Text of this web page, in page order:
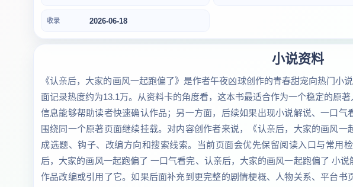
收录 2026-06-18
小说资料
《认亲后，大家的画风一起跑偏了》是作者午夜凶球创作的青春甜宠向热门小
面记录热度约为13.1万。从资料卡的角度看，这本书最适合作为一个稳定的原
信息能够帮助读者快速确认作品；另一方面，后续如果出现小说解说、一口
围绕同一个原著页面继续挂载。对内容创作者来说，《认亲后，大家的画风
成选题、钩子、改编方向和搜索线索。当前页面会优先保留阅读入口与常用
后，大家的画风一起跑偏了 一口气看完、认亲后，大家的画风一起跑偏了 小
作品改编或引用了它。如果后面补充到更完整的剧情梗概、人物关系、平台